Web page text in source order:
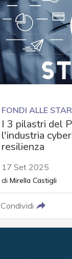
FONDI ALLE
I 3 pilastri del
l'industria
resilienza
17 Set 2025
di Mirella Castigli
Condividi